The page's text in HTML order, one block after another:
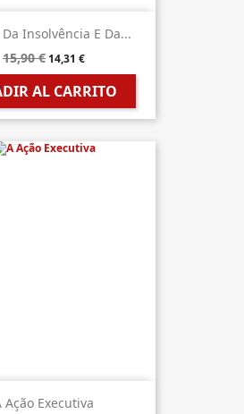
Insolvência E Da...
15,90 € 14,31 €
AL CARRITO
Ação Executiva